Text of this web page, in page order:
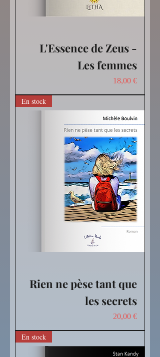
L'Essence de Zeus -
Les femmes
Prix
18,00 €
En stock
Rien ne pèse tant que
les secrets
Prix
20,00 €
En stock